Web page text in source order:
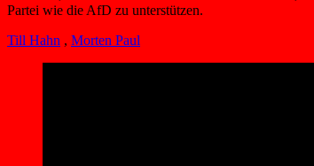
Partei wie die AfD zu unterstützen.
Till Hahn , Morten Paul